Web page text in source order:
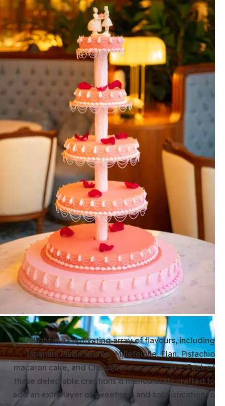
Delight in a captivating array of flavours, including
Ispahan, Plaisir sucrée, Millefeuille, Flan, Pistachio
macaron cake, and Chocolate macaron cake. Each of
these delectable creations is meticulously crafted to
add an extra layer of sweetness and sophistication to